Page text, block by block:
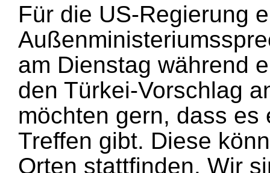
Für die US-Regierung
am Dienstag während
den Türkei-Vorschlag
möchten gern, dass
Treffen gibt. Diese
Orten stattfinden. Wir